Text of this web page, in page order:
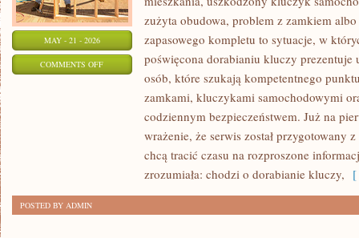
MAY - 21 - 2026
COMMENTS OFFON
PORADNIKI
BEZPIECZEŃSTWA
zużyta obudowa, problem z zamkiem
zapasowego kompletu to sytuacje, w
poświęcona dorabianiu kluczy prezentuje
osób, które szukają kompetentnego
zamkami, kluczykami samochodowymi
codziennym bezpieczeństwem. Już na
wrażenie, że serwis został przygotowany
chcą tracić czasu na rozproszone
zrozumiała: chodzi o dorabianie kluczy, [
POSTED BY ADMIN